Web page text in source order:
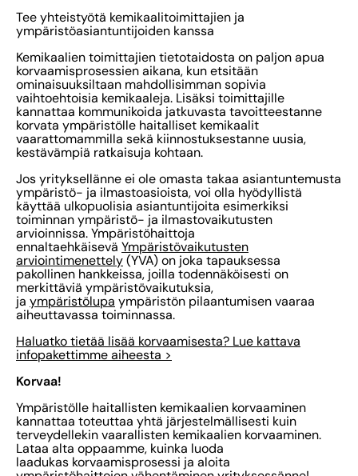
Tee yhteistyötä kemikaalitoimittajien ja
ympäristöasiantuntijoiden kanssa
Kemikaalien toimittajien tietotaidosta on paljon apua
korvaamisprosessien aikana, kun etsitään
ominaisuuksiltaan mahdollisimman sopivia
vaihtoehtoisia kemikaaleja. Lisäksi toimittajille
kannattaa kommunikoida jatkuvasta tavoitteestanne
korvata ympäristölle haitalliset kemikaalit
vaarattomammilla sekä kiinnostuksestanne uusia,
kestävämpiä ratkaisuja kohtaan.
Jos yrityksellänne ei ole omasta takaa asiantuntemusta
ympäristö- ja ilmastoasioista, voi olla hyödyllistä
käyttää ulkopuolisia asiantuntijoita esimerkiksi
toiminnan ympäristö- ja ilmastovaikutusten
arvioinnissa. Ympäristöhaittoja
ennaltaehkäisevä Ympäristövaikutusten
arviointimenettely (YVA) on joka tapauksessa
pakollinen hankkeissa, joilla todennäköisesti on
merkittäviä ympäristövaikutuksia,
ja ympäristölupa ympäristön pilaantumisen vaaraa
aiheuttavassa toiminnassa.
Haluatko tietää lisää korvaamisesta? Lue kattava
infopakettimme aiheesta >
Korvaa!
Ympäristölle haitallisten kemikaalien korvaaminen
kannattaa toteuttaa yhtä järjestelmällisesti kuin
terveydellekin vaarallisten kemikaalien korvaaminen.
Lataa alta oppaamme, kuinka luoda
laadukas korvaamisprosessi ja aloita